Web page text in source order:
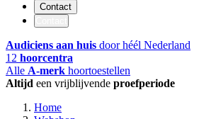
Contact
Audiciens aan huis door héél Nederland
12 hoorcentra
Alle A-merk hoortoestellen
Altijd een vrijblijvende proefperiode
Home